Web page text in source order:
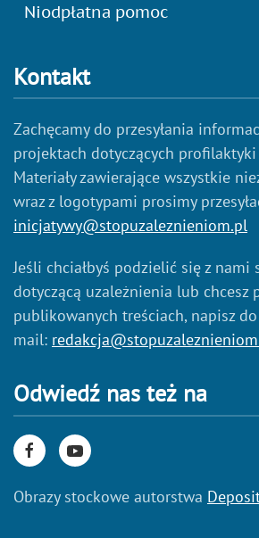
Niodpłatna pomoc
Kontakt
Zachęcamy do przesyłania
projektach dotyczących
Materiały zawierające wszystkie
wraz z logotypami prosimy
inicjatywy@stopuzaleznieniom.pl
Jeśli chciałbyś podzielić się z
dotyczącą uzależnienia lub chcesz
publikowanych treściach, napisz
mail:
Odwiedź nas też na
Obrazy stockowe autorstwa